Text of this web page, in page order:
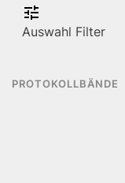
Auswahl Filter
PROTOKOLLBÄNDE